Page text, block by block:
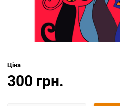
Ціна
300 грн.